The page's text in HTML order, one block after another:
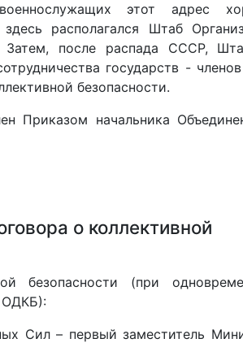
этот адрес
располагался Штаб
Затем, после распада СССР,
государств -
безопасности.
Приказом начальника
о коллективной
безопасности (при
ОДКБ):
Сил – первый заместитель